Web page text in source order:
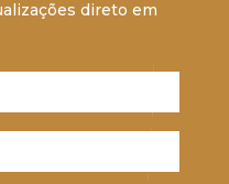
direto em